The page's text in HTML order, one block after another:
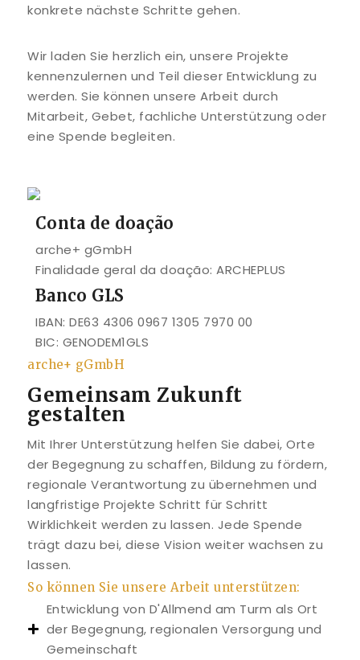
konkrete nächste Schritte gehen.
Wir laden Sie herzlich ein, unsere Projekte
kennenzulernen und Teil dieser Entwicklung zu
werden. Sie können unsere Arbeit durch
Mitarbeit, Gebet, fachliche Unterstützung oder
eine Spende begleiten.
Conta de doação
arche+ gGmbH
Finalidade geral da doação: ARCHEPLUS
Banco GLS
IBAN: DE63 4306 0967 1305 7970 00
BIC: GENODEM1GLS
arche+ gGmbH
Gemeinsam Zukunft
gestalten
Mit Ihrer Unterstützung helfen Sie dabei, Orte
der Begegnung zu schaffen, Bildung zu fördern,
regionale Verantwortung zu übernehmen und
langfristige Projekte Schritt für Schritt
Wirklichkeit werden zu lassen. Jede Spende
trägt dazu bei, diese Vision weiter wachsen zu
lassen.
So können Sie unsere Arbeit unterstützen:
Entwicklung von D'Allmend am Turm als Ort
der Begegnung, regionalen Versorgung und
Gemeinschaft